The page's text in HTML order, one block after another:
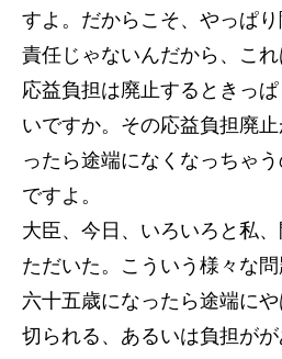
すよ。だからこそ、やっぱ
責任じゃないんだから、こ
応益負担は廃止するときっ
いですか。その応益負担廃
ったら途端になくなっちゃ
ですよ。
大臣、今日、いろいろと私
ただいた。こういう様々な問
六十五歳になったら途端に
切られる、あるいは負担が